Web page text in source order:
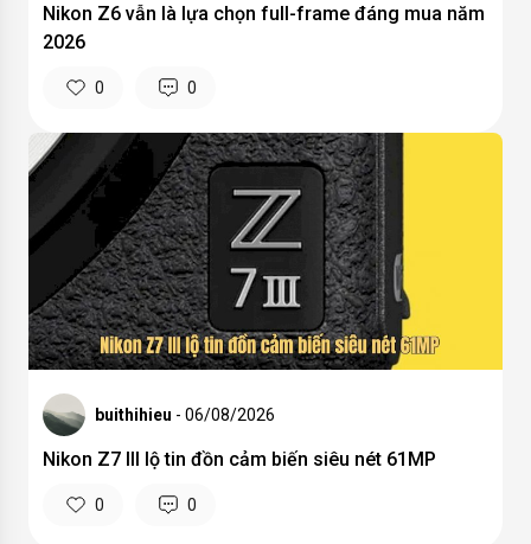
Nikon Z6 vẫn là lựa chọn full-frame đáng mua năm
2026
0 0
buithihieu - 06/08/2026
Nikon Z7 III lộ tin đồn cảm biến siêu nét 61MP
0 0